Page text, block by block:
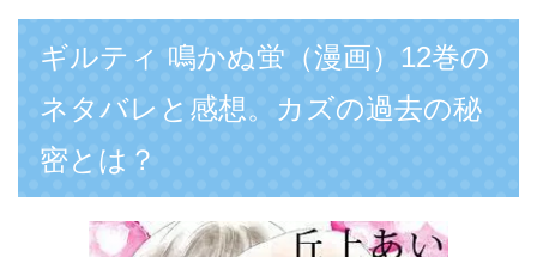
ギルティ 鳴かぬ蛍（漫画）12巻の
ネタバレと感想。カズの過去の秘
密とは？